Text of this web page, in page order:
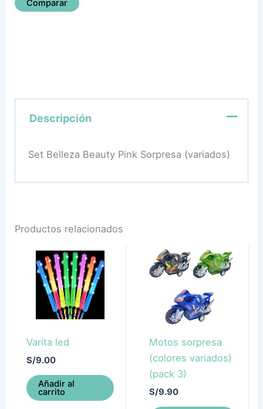
Comparar
Descripción
Set Belleza Beauty Pink Sorpresa (variados)
Productos relacionados
Varita led
S/9.00
Añadir al
carrito
Motos sorpresa
(colores variados)
(pack 3)
S/9.90